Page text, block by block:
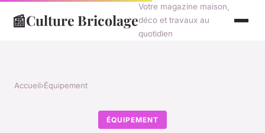
📰Culture Bricolage
Votre magazine maison,
déco et travaux au
quotidien
Accueil›Équipement
ÉQUIPEMENT